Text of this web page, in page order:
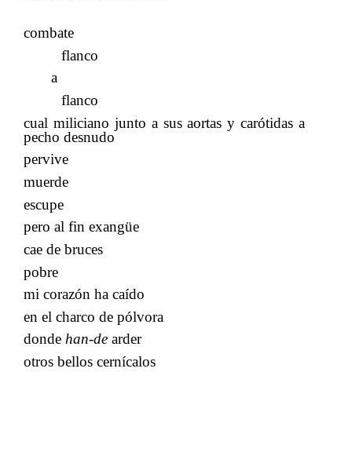
combate
flanco
a
flanco
cual miliciano junto a sus aortas y carótidas a
pecho desnudo
pervive
muerde
escupe
pero al fin exangüe
cae de bruces
pobre
mi corazón ha caído
en el charco de pólvora
donde​​ han-de​​ arder​​
otros bellos cernícalos